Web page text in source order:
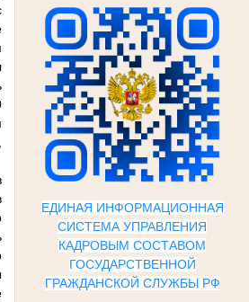
ЕДИНАЯ ИНФОРМАЦИОННАЯ
СИСТЕМА УПРАВЛЕНИЯ
КАДРОВЫМ СОСТАВОМ
ГОСУДАРСТВЕННОЙ
ГРАЖДАНСКОЙ СЛУЖБЫ РФ